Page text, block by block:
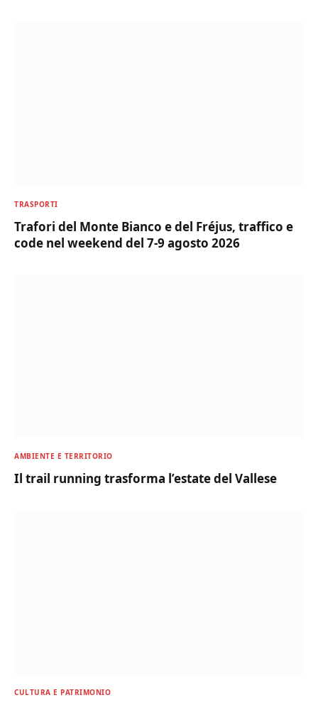
TRASPORTI
Trafori del Monte Bianco e del Fréjus, traffico e
code nel weekend del 7-9 agosto 2026
AMBIENTE E TERRITORIO
Il trail running trasforma l’estate del Vallese
CULTURA E PATRIMONIO